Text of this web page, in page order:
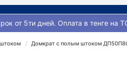
от 5ти дней. Оплата в тенге на
Домкрат с полым штоком